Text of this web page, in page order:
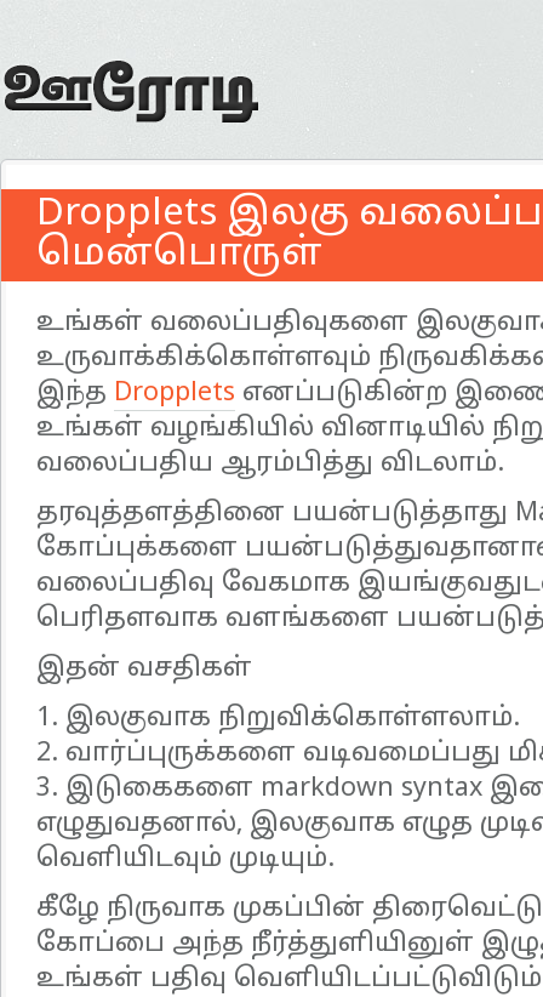
Dropplets இலகு
மென்பொருள்
உங்கள் வலைப்பதிவுகளை
உருவாக்கிக்கொள்ளவும்
இந்த Dropplets எனப்படுகின்ற
உங்கள் வழங்கியில் வினாடியில்
வலைப்பதிய ஆரம்பித்து விடலாம்.
தரவுத்தளத்தினை பயன்படுத்தாது
கோப்புக்களை
வலைப்பதிவு வேகமாக
பெரிதளவாக வளங்களை
இதன் வசதிகள்
1. இலகுவாக நிறுவிக்கொள்ளலாம்.
2. வார்ப்புருக்களை வடிவமைப்பது
3. இடுகைகளை markdown syntax
எழுதுவதனால், இலகுவாக எழுத
வெளியிடவும் முடியும்.
கீழே நிருவாக முகப்பின்
கோப்பை அந்த நீர்த்துளியினுள்
உங்கள் பதிவு